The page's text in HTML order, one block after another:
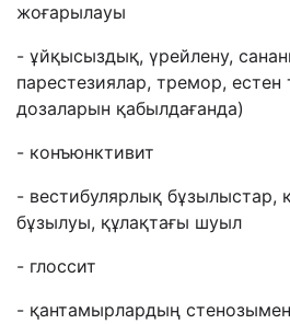
жоғарылауы
- ұйқысыздық, үрейлену,
парестезиялар, тремор,
дозаларын қабылдағанда)
- конъюнктивит
- вестибулярлық бұзылыстар,
бұзылуы, құлақтағы шуыл
- глоссит
- қантамырлардың